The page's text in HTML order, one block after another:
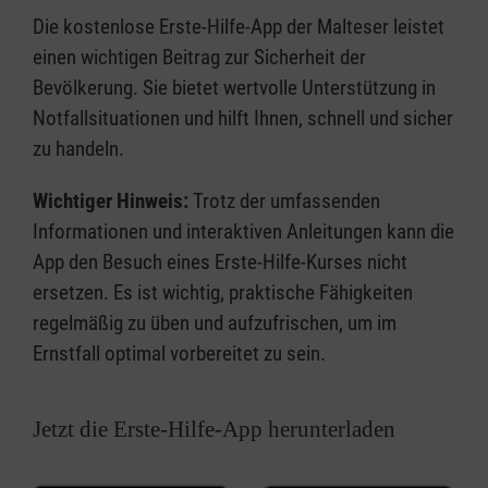
Die kostenlose Erste-Hilfe-App der Malteser leistet
einen wichtigen Beitrag zur Sicherheit der
Bevölkerung. Sie bietet wertvolle Unterstützung in
Notfallsituationen und hilft Ihnen, schnell und sicher
zu handeln.
Wichtiger Hinweis: Trotz der umfassenden
Informationen und interaktiven Anleitungen kann die
App den Besuch eines Erste-Hilfe-Kurses nicht
ersetzen. Es ist wichtig, praktische Fähigkeiten
regelmäßig zu üben und aufzufrischen, um im
Ernstfall optimal vorbereitet zu sein.
Jetzt die Erste-Hilfe-App herunterladen